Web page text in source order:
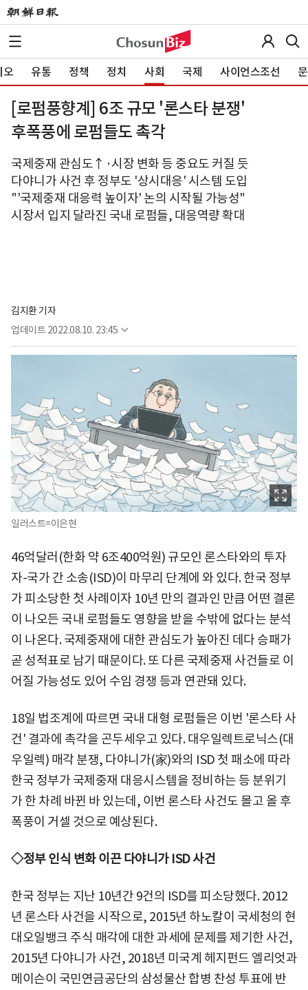
오 유통 정책 정치 사회 국제 사이언스조선
[로펌풍향계] 6조 규모 '론스타 분쟁'
후폭풍에 로펌들도 촉각
국제중재 관심도↑·시장 변화 등 중요도 커질 듯
다야니가 사건 후 정부도 '상시대응' 시스템 도입
"'국제중재 대응력 높이자' 논의 시작될 가능성"
시장서 입지 달라진 국내 로펌들, 대응역량 확대
김지환 기자
업데이트 2022.08.10. 23:45
일러스트=이은현
46억달러(한화 약 6조400억원) 규모인 론스타와의 투자
자-국가 간 소송(ISD)이 마무리 단계에 와 있다. 한국 정부
가 피소당한 첫 사례이자 10년 만의 결과인 만큼 어떤 결론
이 나오든 국내 로펌들도 영향을 받을 수밖에 없다는 분석
이 나온다. 국제중재에 대한 관심도가 높아진 데다 승패가
곧 성적표로 남기 때문이다. 또 다른 국제중재 사건들로 이
어질 가능성도 있어 수임 경쟁 등과 연관돼 있다.
18일 법조계에 따르면 국내 대형 로펌들은 이번 '론스타 사
건' 결과에 촉각을 곤두세우고 있다. 대우일렉트로닉스(대
우일렉) 매각 분쟁, 다야니가(家)와의 ISD 첫 패소에 따라
한국 정부가 국제중재 대응시스템을 정비하는 등 분위기
가 한 차례 바뀐 바 있는데, 이번 론스타 사건도 몰고 올 후
폭풍이 거셀 것으로 예상된다.
◇정부 인식 변화 이끈 다야니가 ISD 사건
한국 정부는 지난 10년간 9건의 ISD를 피소당했다. 2012
년 론스타 사건을 시작으로, 2015년 하노칼이 국세청의 현
대오일뱅크 주식 매각에 대한 과세에 문제를 제기한 사건,
2015년 다야니가 사건, 2018년 미국계 헤지펀드 엘리엇과
메이슨이 국민연금공단의 삼성물산 합병 찬성 투표에 반